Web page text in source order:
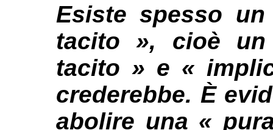
Esiste spesso
tacito », cioè un
tacito » e «
crederebbe. È
abolire una «